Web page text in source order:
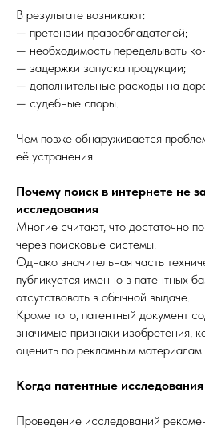
В результате возникают:
— претензии правообладателей;
— необходимость переделывать
— задержки запуска продукции;
— дополнительные расходы на
— судебные споры.
Чем позже обнаруживается
её устранения.
Почему поиск в интернете не
исследования
Многие считают, что достаточно
через поисковые системы.
Однако значительная часть
публикуется именно в патентных
отсутствовать в обычной выдаче.
Кроме того, патентный документ
значимые признаки изобретения,
оценить по рекламным
Когда патентные
Проведение исследований